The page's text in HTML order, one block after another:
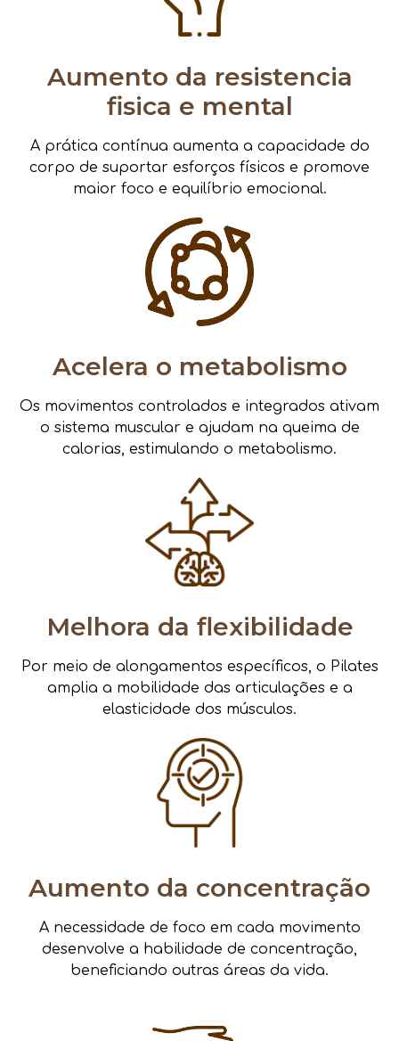
Aumento da resistencia
fisica e mental
A prática contínua aumenta a capacidade do
corpo de suportar esforços físicos e promove
maior foco e equilíbrio emocional.
Acelera o metabolismo
Os movimentos controlados e integrados ativam
o sistema muscular e ajudam na queima de
calorias, estimulando o metabolismo.
Melhora da flexibilidade
Por meio de alongamentos específicos, o Pilates
amplia a mobilidade das articulações e a
elasticidade dos músculos.
Aumento da concentração
A necessidade de foco em cada movimento
desenvolve a habilidade de concentração,
beneficiando outras áreas da vida.